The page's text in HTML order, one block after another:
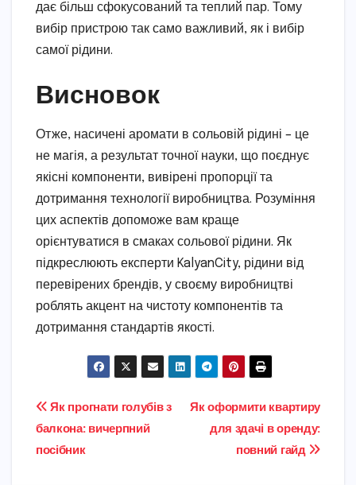
дає більш сфокусований та теплий пар. Тому
вибір пристрою так само важливий, як і вибір
самої рідини.
Висновок
Отже, насичені аромати в сольовій рідині – це
не магія, а результат точної науки, що поєднує
якісні компоненти, вивірені пропорції та
дотримання технології виробництва. Розуміння
цих аспектів допоможе вам краще
орієнтуватися в смаках сольової рідини. Як
підкреслюють експерти KalyanCity, рідини від
перевірених брендів, у своєму виробництві
роблять акцент на чистоту компонентів та
дотримання стандартів якості.
Навігація
записів
Як оформити квартиру
для здачі в оренду:
повний гайд
Як прогнати голубів з
балкона: вичерпний
посібник